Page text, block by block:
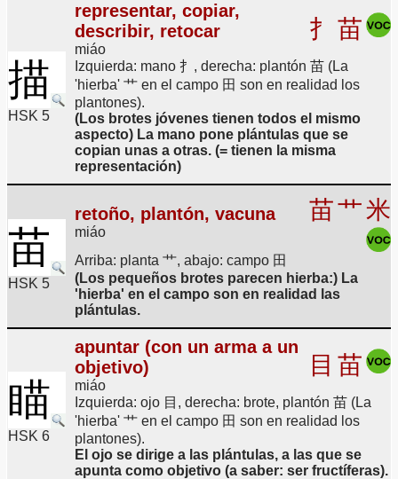
描
HSK 5
representar, copiar,
describir, retocar
miáo
扌 苗
Izquierda: mano 扌, derecha: plantón 苗 (La
'hierba' 艹 en el campo 田 son en realidad los
plantones).
(Los brotes jóvenes tienen todos el mismo
aspecto) La mano pone plántulas que se
copian unas a otras. (= tienen la misma
representación)
苗
HSK 5
retoño, plantón, vacuna
miáo
苗艹米
Arriba: planta 艹, abajo: campo 田
(Los pequeños brotes parecen hierba:) La
'hierba' en el campo son en realidad las
plántulas.
瞄
HSK 6
apuntar (con un arma a un
objetivo)
miáo
目 苗
Izquierda: ojo 目, derecha: brote, plantón 苗 (La
'hierba' 艹 en el campo 田 son en realidad los
plantones).
El ojo se dirige a las plántulas, a las que se
apunta como objetivo (a saber: ser fructíferas).